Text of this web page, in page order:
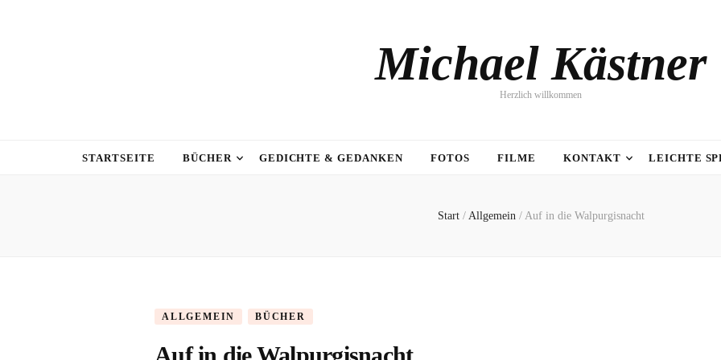
Michael Kästner
Herzlich willkommen
STARTSEITE BÜCHER GEDICHTE & GEDANKEN FOTOS FILME KONTAKT LEICHTE
Start / Allgemein / Auf in die Walpurgisnacht
ALLGEMEIN BÜCHER